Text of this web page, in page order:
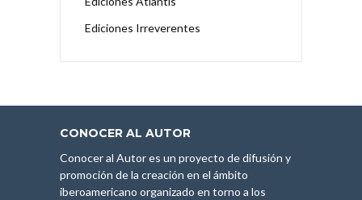
Ediciones Irreverentes
CONOCER AL AUTOR
Conocer al Autor es un proyecto de difusión y
promoción de la creación en el ámbito
iberoamericano organizado en torno a los